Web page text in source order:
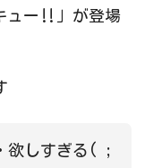
ュー‼」が登場
欲しすぎる( ;